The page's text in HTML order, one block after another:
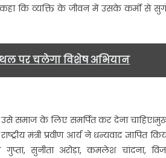
कहा कि व्यक्ति के जीवन में उसके कर्मो से
पर चलेगा विशेष अभियान
समाज के लिए समर्पित कर देना
मंत्री प्रवीण आर्य ने धन्यवाद ज्ञापित
गुप्ता, सुनीता अरोड़ा, कमलेश चांदना,